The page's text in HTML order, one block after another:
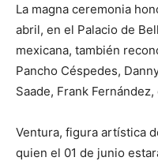
La magna ceremonia
abril, en el Palacio de
mexicana, también
Pancho Céspedes,
Saade, Frank
Ventura, figura artística
quien el 01 de junio